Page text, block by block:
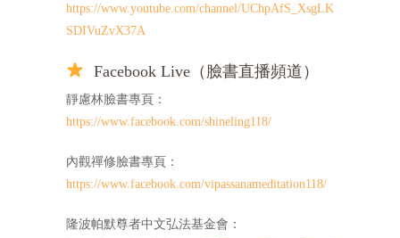
https://www.youtube.com/channel/UChpAfS_XsgLK
SDIVuZvX37A
Facebook Live（臉書直播頻道）
靜慮林臉書專頁：
https://www.facebook.com/shineling118/
內觀禪修臉書專頁：
https://www.facebook.com/vipassanameditation118/
隆波帕默尊者中文弘法基金會：